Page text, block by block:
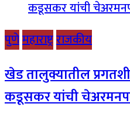
पुणेमहाराष्ट्रराजकीय
खेड तालुक्यातील
कडूसकर यांची